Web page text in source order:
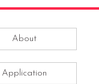
About
Application